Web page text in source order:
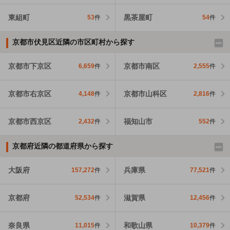
東組町 53件 黒茶屋町 54件
京都市伏見区近隣の市区町村から探す
京都市下京区 6,659件 京都市南区 2,555件
京都市右京区 4,148件 京都市山科区 2,816件
京都市西京区 2,432件 福知山市 552件
京都府近隣の都道府県から探す
大阪府 157,272件 兵庫県 77,521件
京都府 52,534件 滋賀県 12,456件
奈良県 11,015件 和歌山県 10,379件